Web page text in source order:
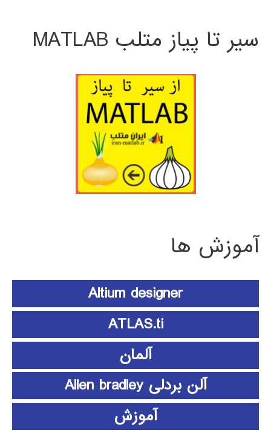
سیر تا پیاز متلب MATLAB
آموزش ها
Altium designer
ATLAS.ti
آلمان
آلن بردلی Allen bradley
آموزش